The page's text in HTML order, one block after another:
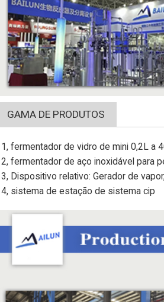
GAMA DE PRODUTOS
1, fermentador de vidro de mini 0,2L a
2, fermentador de aço inoxidável para
3, Dispositivo relativo: Gerador de
4, sistema de estação de sistema cip